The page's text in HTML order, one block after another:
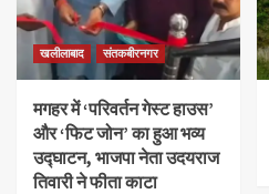
खलीलाबाद संतकबीरनगर
मगहर में ‘परिवर्तन गेस्ट हाउस’
और ‘फिट जोन’ का हुआ भव्य
उद्घाटन, भाजपा नेता उदयराज
तिवारी ने फीता काटा